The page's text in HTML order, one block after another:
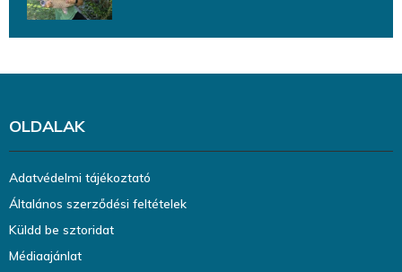
OLDALAK
Adatvédelmi tájékoztató
Általános szerződési feltételek
Küldd be sztoridat
Médiaajánlat